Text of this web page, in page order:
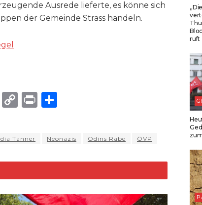
Ausrede lieferte, es könne sich
der Gemeinde Strass handeln.
E
C
y
Li
n
k
P
e
Tanner Neonazis Odins Rabe ÖVP
ruft